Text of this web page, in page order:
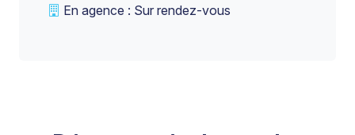
En agence : Sur rendez-vous